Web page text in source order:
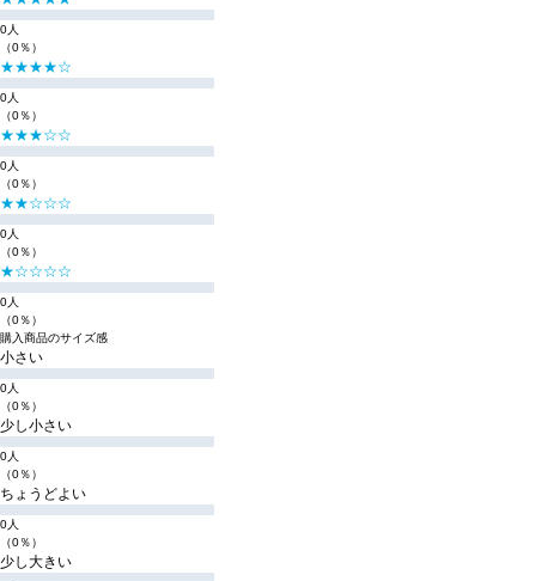
0人
（0％）
★★★★☆
0人
（0％）
★★★☆☆
0人
（0％）
★★☆☆☆
0人
（0％）
★☆☆☆☆
0人
（0％）
購入商品のサイズ感
小さい
0人
（0％）
少し小さい
0人
（0％）
ちょうどよい
0人
（0％）
少し大きい